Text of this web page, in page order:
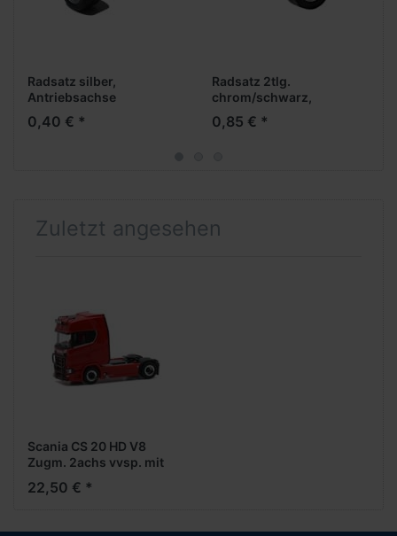
Radsatz silber,
Antriebsachse
0,40 € *
Radsatz 2tlg.
chrom/schwarz,
Antriebsachse
0,85 € *
Zuletzt angesehen
Scania CS 20 HD V8
Zugm. 2achs vvsp. mit
Lampenbügeln, rot
22,50 € *